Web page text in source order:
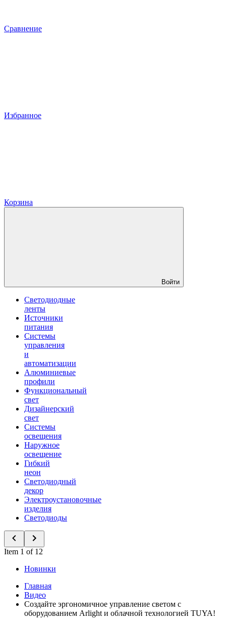
Сравнение
Избранное
Корзина
Войти
Светодиодные
ленты
Источники
питания
Системы
управления
и
автоматизации
Алюминиевые
профили
Функциональный
свет
Дизайнерский
свет
Системы
освещения
Наружное
освещение
Гибкий
неон
Светодиодный
декор
Электроустановочные
изделия
Светодиоды
Item 1 of 12
Новинки
Главная
Видео
Создайте эргономичное управление светом с
оборудованием Arlight и облачной технологией TUYA!